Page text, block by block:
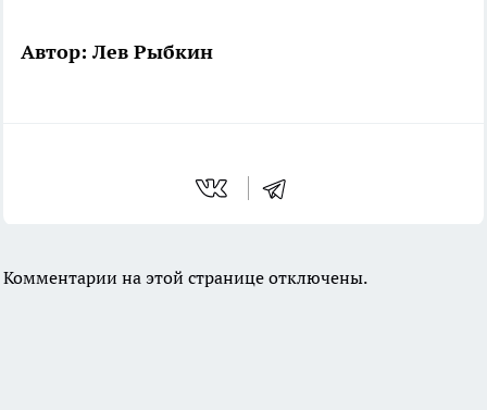
Автор: Лев Рыбкин
Комментарии на этой странице отключены.